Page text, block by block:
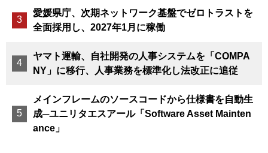
愛媛県庁、次期ネットワーク基盤でゼロトラストを
全面採用し、2027年1月に稼働
ヤマト運輸、自社開発の人事システムを「COMPA
NY」に移行、人事業務を標準化し法改正に追従
メインフレームのソースコードから仕様書を自動生
成─ユニリタエスアール「Software Asset Mainten
ance」